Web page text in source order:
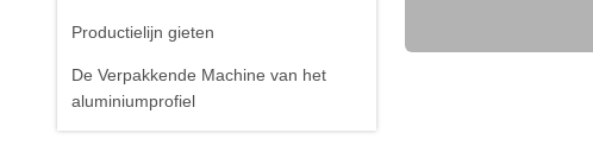
Productielijn gieten
De Verpakkende Machine van het
aluminiumprofiel